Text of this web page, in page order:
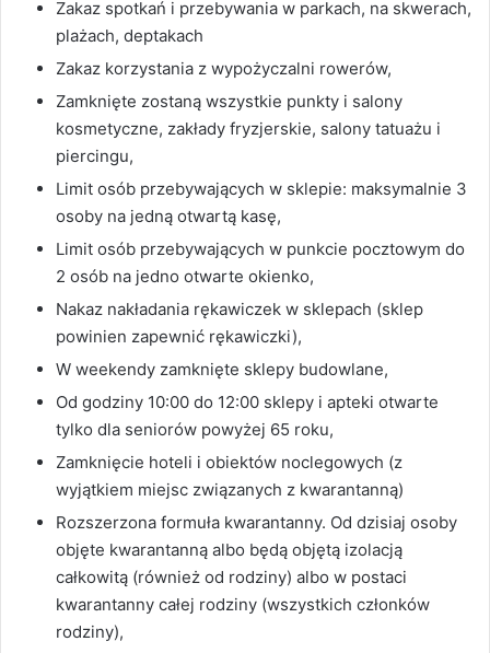
Zakaz spotkań i przebywania w parkach, na skwerach,
plażach, deptakach
Zakaz korzystania z wypożyczalni rowerów,
Zamknięte zostaną wszystkie punkty i salony
kosmetyczne, zakłady fryzjerskie, salony tatuażu i
piercingu,
Limit osób przebywających w sklepie: maksymalnie 3
osoby na jedną otwartą kasę,
Limit osób przebywających w punkcie pocztowym do
2 osób na jedno otwarte okienko,
Nakaz nakładania rękawiczek w sklepach (sklep
powinien zapewnić rękawiczki),
W weekendy zamknięte sklepy budowlane,
Od godziny 10:00 do 12:00 sklepy i apteki otwarte
tylko dla seniorów powyżej 65 roku,
Zamknięcie hoteli i obiektów noclegowych (z
wyjątkiem miejsc związanych z kwarantanną)
Rozszerzona formuła kwarantanny. Od dzisiaj osoby
objęte kwarantanną albo będą objętą izolacją
całkowitą (również od rodziny) albo w postaci
kwarantanny całej rodziny (wszystkich członków
rodziny),